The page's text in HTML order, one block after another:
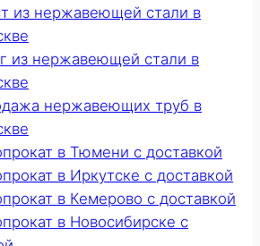
из нержавеющей стали в
из нержавеющей стали в
нержавеющих труб в
в Тюмени с доставкой
в Иркутске с доставкой
в Кемерово с доставкой
в Новосибирске с